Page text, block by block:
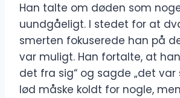
Han talte om døden som
uundgåeligt. I stedet for at
smerten fokuserede han på
var muligt. Han fortalte, at
det fra sig“ og sagde „det var
lød måske koldt for nogle,